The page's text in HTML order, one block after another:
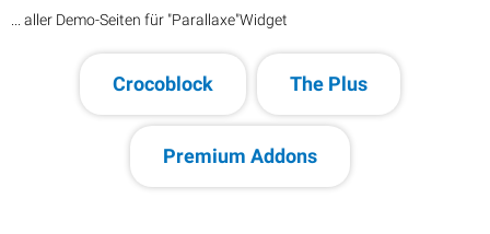
... aller Demo-Seiten für "Parallaxe"Widget
Crocoblock The Plus
Premium Addons